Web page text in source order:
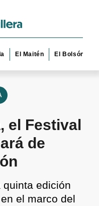
Maitén El Bolsón Esquel
el Festival
de
quinta edición
el marco del